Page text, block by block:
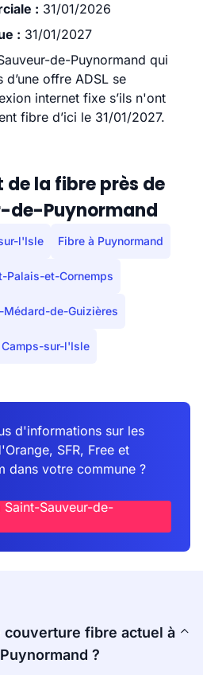
: 31/01/2026
: 31/01/2027
de-Puynormand qui
offre ADSL se
internet fixe s’ils n'ont
fibre d’ici le 31/01/2027.
de la fibre près de
de-Puynormand
l'Isle Fibre à Puynormand
Palais-et-Cornemps
Médard-de-Guizières
Camps-sur-l'Isle
d'informations sur les
SFR, Free et
dans votre commune ?
Sauveur-de-
couverture fibre actuel à
?